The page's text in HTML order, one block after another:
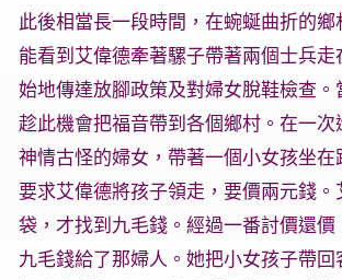
此後相當長一段時間，在蜿蜒曲折的鄉
能看到艾偉德牽著騾子帶著兩個士兵走
始地傳達放腳政策及對婦女脫鞋檢查。
趁此機會把福音帶到各個鄉村。在一次
神情古怪的婦女，帶著一個小女孩坐在
要求艾偉德將孩子領走，要價兩元錢。
袋，才找到九毛錢。經過一番討價還價
九毛錢給了那婦人。她把小女孩子帶回